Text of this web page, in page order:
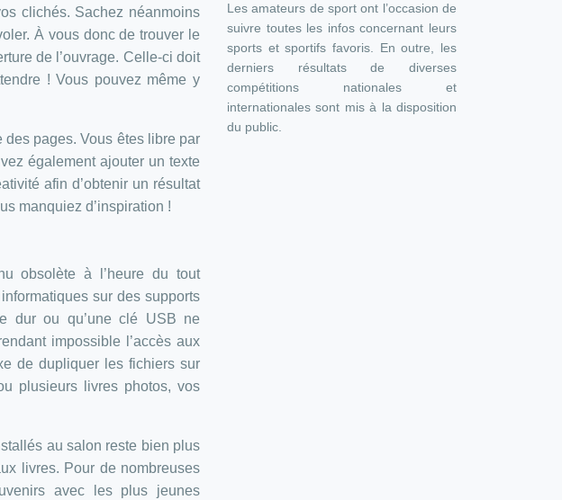
clichés. Sachez néanmoins
À vous donc de trouver le
de l’ouvrage. Celle-ci doit
! Vous pouvez même y
pages. Vous êtes libre par
également ajouter un texte
afin d’obtenir un résultat
manquiez d’inspiration !
obsolète à l’heure du tout
sur des supports
dur ou qu’une clé USB ne
impossible l’accès aux
de dupliquer les fichiers sur
plusieurs livres photos, vos
au salon reste bien plus
livres. Pour de nombreuses
avec les plus jeunes
Les amateurs de sport ont l’occasion de
suivre toutes les infos concernant leurs
sports et sportifs favoris. En outre, les
derniers résultats de diverses
compétitions nationales et
internationales sont mis à la disposition
du public.